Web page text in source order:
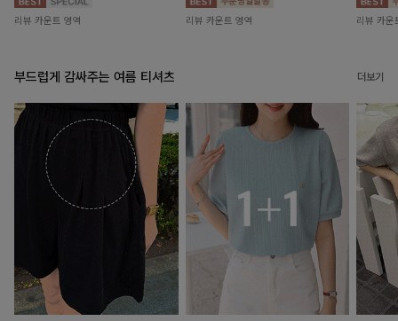
리뷰 카운트 영역 리뷰 카운트 영역 리뷰 카운
부드럽게 감싸주는 여름 티셔츠 더보기